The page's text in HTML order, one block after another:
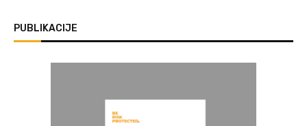
PUBLIKACIJE